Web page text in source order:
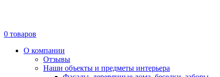
0 товаров
О компании
Отзывы
Наши объекты и предметы интерьера